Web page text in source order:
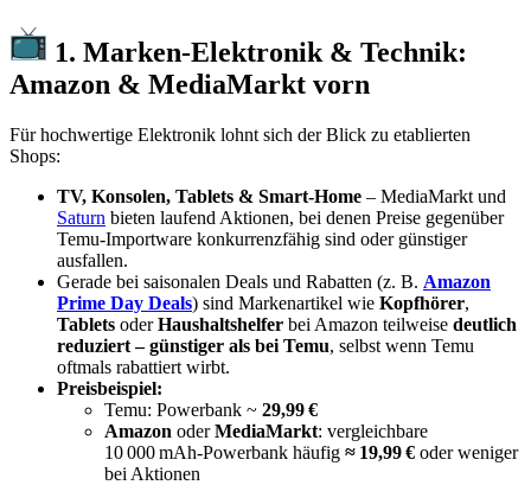
1. Marken-Elektronik & Technik:
Amazon & MediaMarkt vorn
Für hochwertige Elektronik lohnt sich der Blick zu etablierten
Shops:
TV, Konsolen, Tablets & Smart-Home – MediaMarkt und
Saturn bieten laufend Aktionen, bei denen Preise gegenüber
Temu-Importware konkurrenzfähig sind oder günstiger
ausfallen.
Gerade bei saisonalen Deals und Rabatten (z. B. Amazon
Prime Day Deals) sind Markenartikel wie Kopfhörer,
Tablets oderHaushaltshelfer bei Amazon teilweise deutlich
reduziert – günstiger als bei Temu, selbst wenn Temu
oftmals rabattiert wirbt.
Preisbeispiel:
Temu: Powerbank ~ 29,99 €
Amazon oderMediaMarkt: vergleichbare
10 000 mAh‑Powerbank häufig ≈ 19,99 € oder weniger
bei Aktionen